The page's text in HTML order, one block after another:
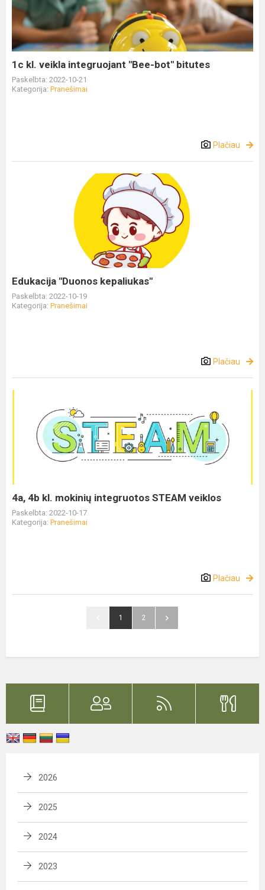
1c kl. veikla integruojant "Bee-bot" bitutes
Paskelbta: 2022-10-21
Kategorija: Pranešimai
Plačiau
Edukacija "Duonos kepaliukas"
Paskelbta: 2022-10-19
Kategorija: Pranešimai
Plačiau
4a, 4b kl. mokinių integruotos STEAM veiklos
Paskelbta: 2022-10-17
Kategorija: Pranešimai
Plačiau
1 2
2026
2025
2024
2023